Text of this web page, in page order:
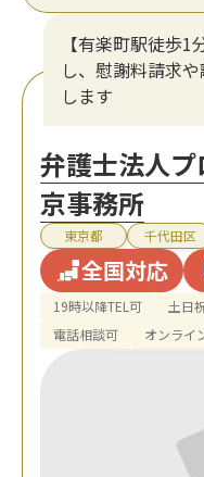
【有楽町駅徒歩
し、慰謝料請求
します
弁護士法人
京事務所
東京都 千代田区
全国対応
19時以降TEL可 土日
電話相談可
オンライ